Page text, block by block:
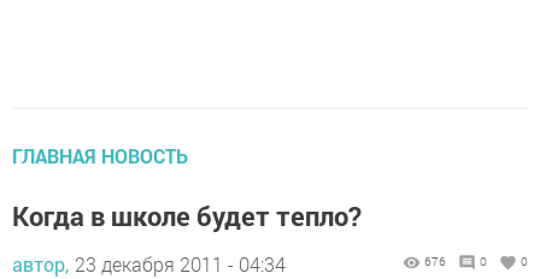
ГЛАВНАЯ НОВОСТЬ
Когда в школе будет тепло?
автор, 23 декабря 2011 - 04:34 676 0 0